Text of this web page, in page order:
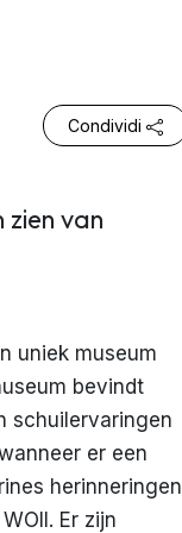
Condividi
van
uniek museum
bevindt
schuilervaringen
er een
herinneringen
Er zijn